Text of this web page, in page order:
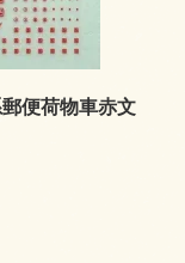
便荷物車赤文